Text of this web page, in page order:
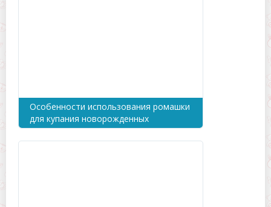
Особенности использования ромашки
для купания новорожденных